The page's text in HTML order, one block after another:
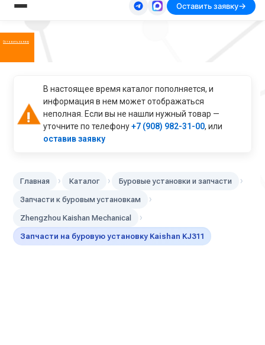
Оставить заявку
Оставить заявку
В настоящее время каталог пополняется, и
информация в нем может отображаться
неполная. Если вы не нашли нужный товар —
уточните по телефону+7 (908) 982-31-00, или
оставив заявку
Главная › Каталог › Буровые установки и запчасти ›
Запчасти к буровым установкам ›
Zhengzhou Kaishan Mechanical ›
Запчасти на буровую установку Kaishan KJ311